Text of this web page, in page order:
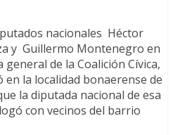
nacionales Héctor
y Guillermo Montenegro en
de la Coalición Cívica,
la localidad bonaerense de
la diputada nacional de esa
con vecinos del barrio